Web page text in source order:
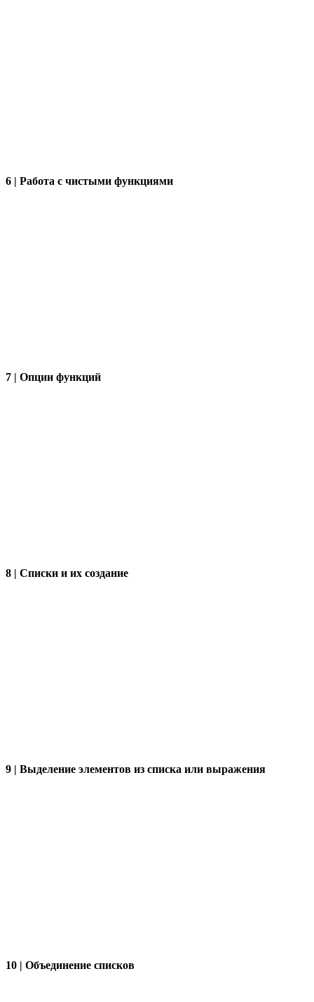
6 | Работа с чистыми функциями
7 | Опции функций
8 | Списки и их создание
9 | Выделение элементов из списка или выражения
10 | Объединение списков